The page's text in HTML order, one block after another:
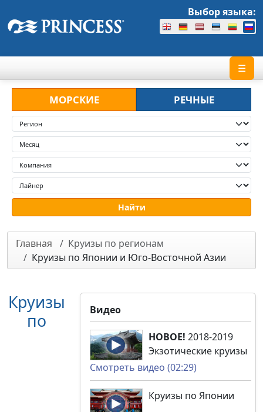
Выбор языка:
☰
МОРСКИЕ РЕЧНЫЕ
Главная
Круизы по регионам
Круизы по Японии и Юго-Восточной Азии
Видео
НОВОЕ! 2018-2019
Экзотические круизы
Смотреть видео (02:29)
Круизы по Японии
Круизы
по